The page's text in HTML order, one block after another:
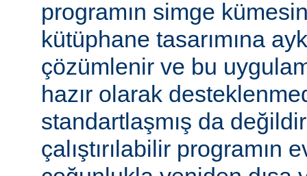
programın simge
kütüphane tasarımına
çözümlenir ve bu
hazır olarak
standartlaşmış da
çalıştırılabilir programın